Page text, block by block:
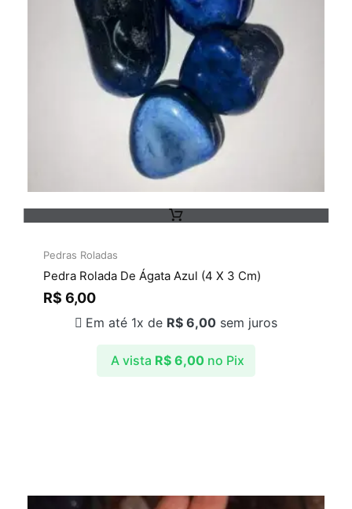
Pedras Roladas
Pedra Rolada De Ágata Azul (4 X 3 Cm)
R$ 6,00
A vista R$ 6,00 no Pix
Em até 1x de R$ 6,00 sem juros